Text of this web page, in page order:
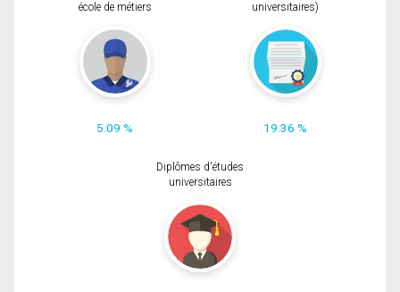
école de métiers
5.09 %
universitaires)
19.36 %
Diplômes d'études
universitaires